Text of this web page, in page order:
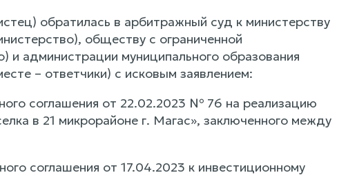
обратилась в арбитражный суд к министерству
обществу с ограниченной
администрации муниципального образования
– ответчики) с исковым заявлением:
соглашения от 22.02.2023 № 76 на реализацию
в 21 микрорайоне г. Магас», заключенного между
соглашения от 17.04.2023 к инвестиционному